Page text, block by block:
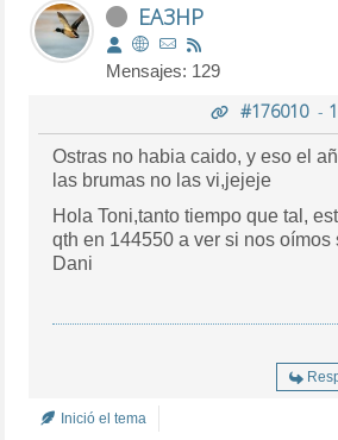
EA3HP
Mensajes: 129
#176010-
Ostras no habia caido, y eso el
las brumas no las vi,jejeje
Hola Toni,tanto tiempo que tal, estoy en qrv en mi
qth en 144550 a ver si nos
Dani
Inició el tema